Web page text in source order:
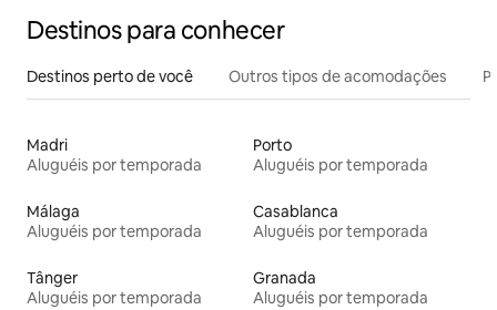
Destinos para conhecer
Destinos perto de você Outros tipos de acomodações
Madri
Aluguéis por temporada
Porto
Aluguéis por temporada
Málaga
Aluguéis por temporada
Casablanca
Aluguéis por temporada
Tânger
Aluguéis por temporada
Granada
Aluguéis por temporada